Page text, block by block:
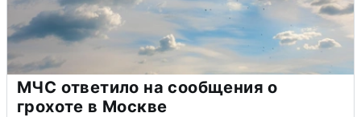
МЧС ответило на сообщения о
грохоте в Москве